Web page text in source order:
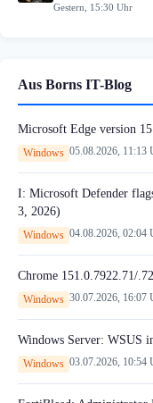
Gestern, 15:30 Uhr
Aus Borns IT-Blog
Microsoft Edge version
Windows 05.08.2026, 11:13
I: Microsoft Defender
3, 2026)
Windows 04.08.2026, 02:04
Chrome 151.0.7922.71/
Windows 30.07.2026, 16:07
Windows Server: WSUS
Windows 03.07.2026, 10:54